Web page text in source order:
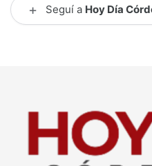
+ Seguí a Hoy Día